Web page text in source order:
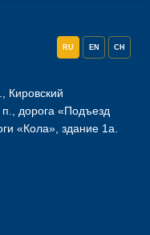
RU EN CH
Кировский
дорога «Подъезд
«Кола», здание 1а.